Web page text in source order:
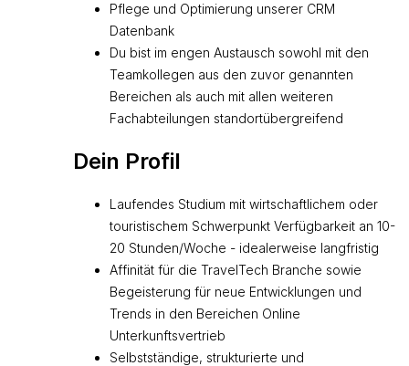
Pflege und Optimierung unserer CRM
Datenbank
Du bist im engen Austausch sowohl mit den
Teamkollegen aus den zuvor genannten
Bereichen als auch mit allen weiteren
Fachabteilungen standortübergreifend
Dein Profil
Laufendes Studium mit wirtschaftlichem oder
touristischem Schwerpunkt Verfügbarkeit an 10-
20 Stunden/Woche - idealerweise langfristig
Affinität für die TravelTech Branche sowie
Begeisterung für neue Entwicklungen und
Trends in den Bereichen Online
Unterkunftsvertrieb
Selbstständige, strukturierte und